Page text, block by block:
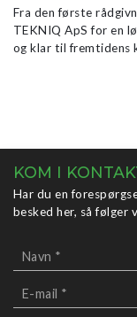
Fra den første
TEKNIQ ApS for en
og klar til fremtidens
KOM I
Har du en
besked her, så